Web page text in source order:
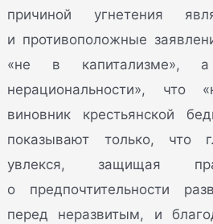
причиной угнетения
и противоположные
«не в капитализме», а
нерациональности», что
виновник крестьянской
показывают только, что
увлекся, защищая
о предпочтительности
перед неразвитым, и